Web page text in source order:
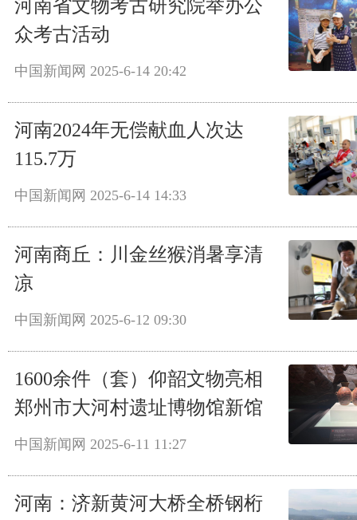
河南省文物考古研究院举办公
众考古活动
中国新闻网 2025-6-14 20:42
河南2024年无偿献血人次达
115.7万
中国新闻网 2025-6-14 14:33
河南商丘：川金丝猴消暑享清
凉
中国新闻网 2025-6-12 09:30
1600余件（套）仰韶文物亮相
郑州市大河村遗址博物馆新馆
中国新闻网 2025-6-11 11:27
河南：济新黄河大桥全桥钢桁